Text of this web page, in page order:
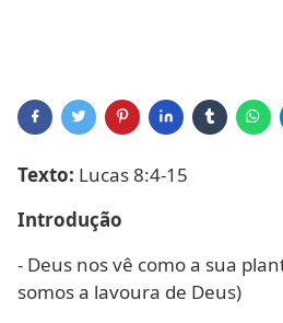
Texto: Lucas 8:4-15
Introdução
- Deus nos vê como a sua
somos a lavoura de Deus)